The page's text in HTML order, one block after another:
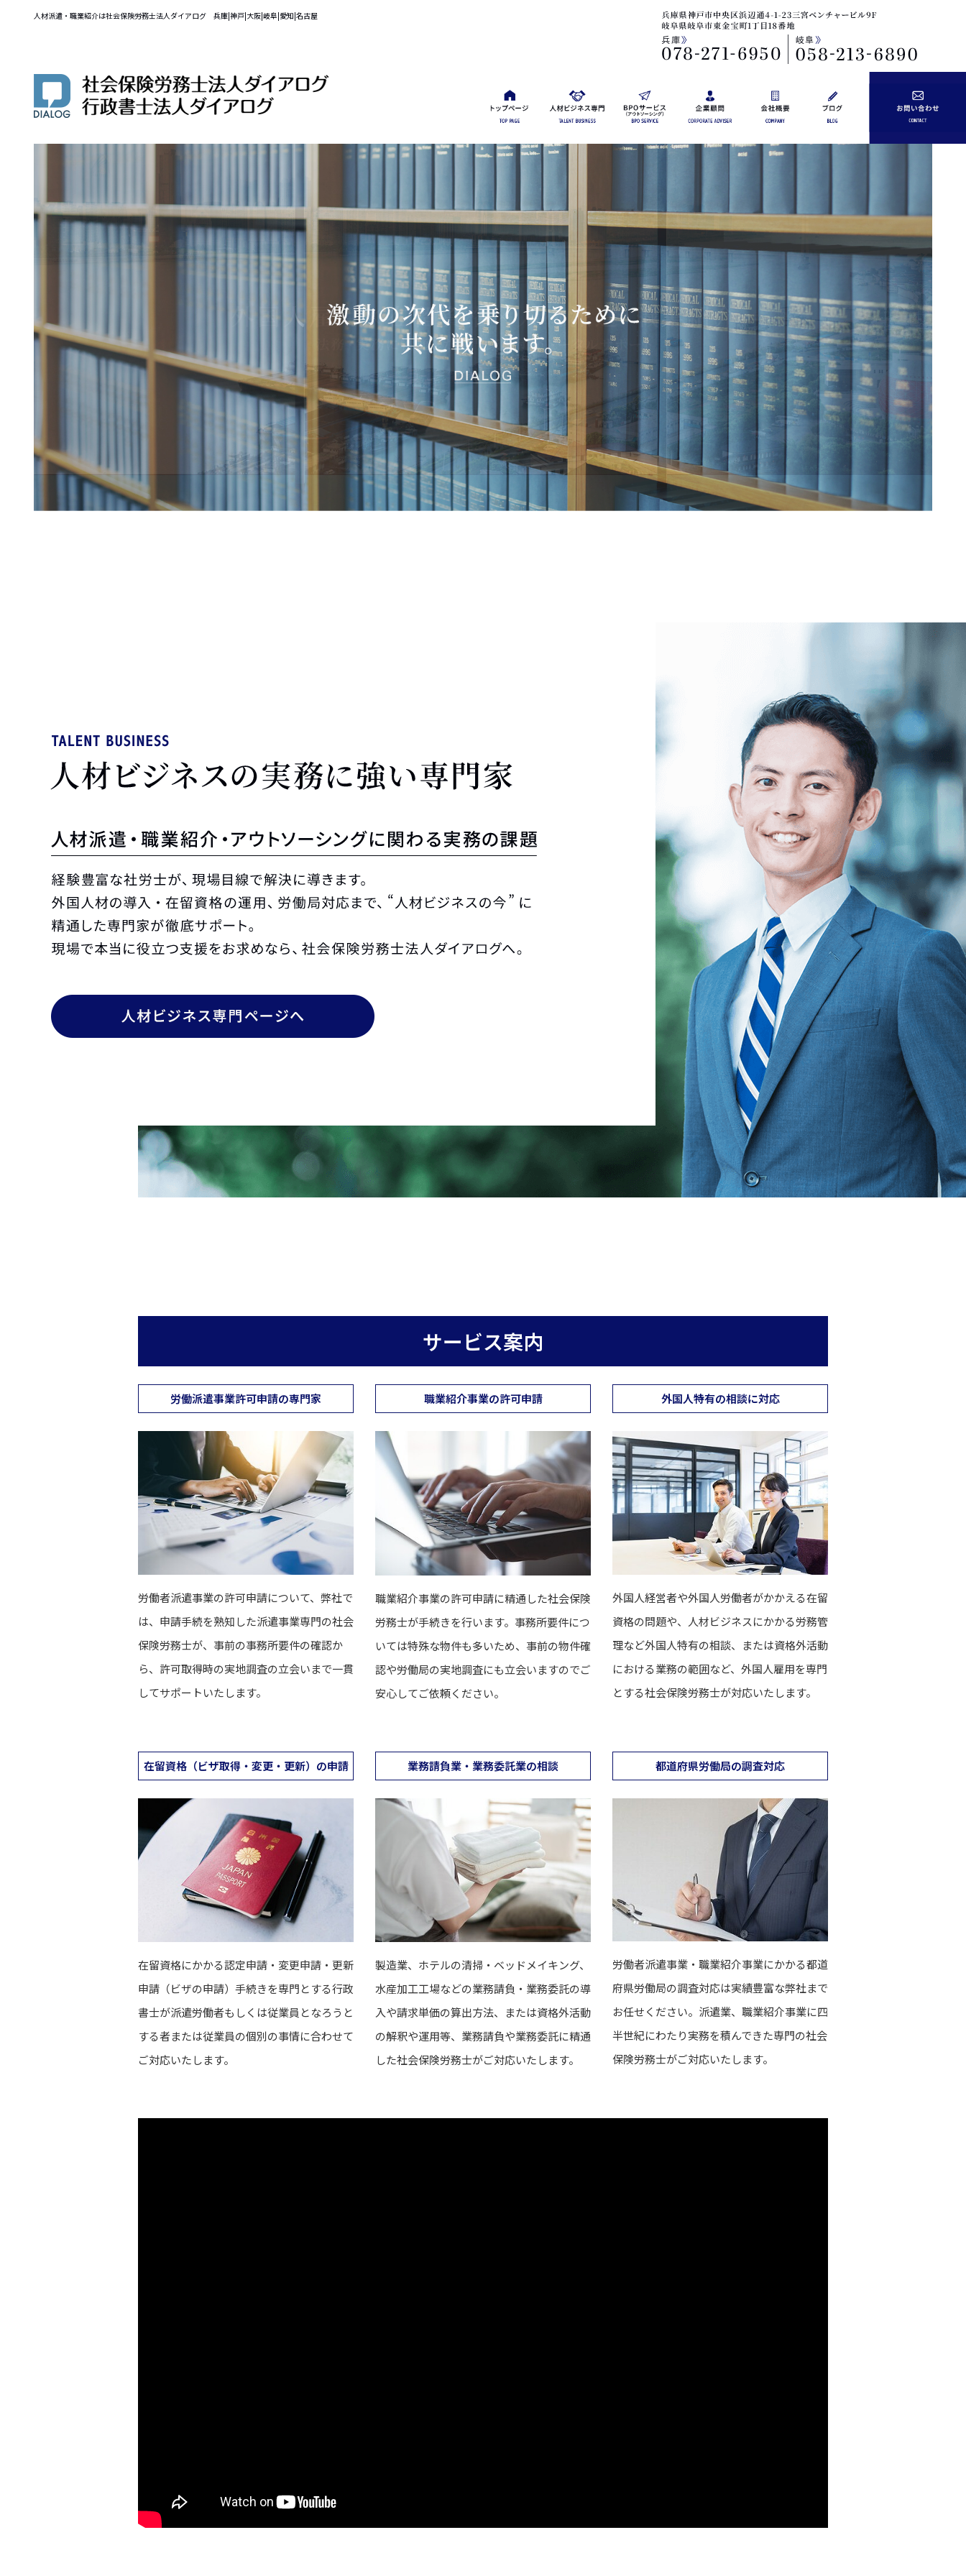
人材派遣・職業紹介は社会保険労務士法人ダイアログ 兵庫|神戸|大阪|岐阜|愛知|名古屋
サービス案内
労働派遣事業許可申請の専門家
労働者派遣事業の許可申請について、弊社で
は、申請手続を熟知した派遣事業専門の社会
保険労務士が、事前の事務所要件の確認か
ら、許可取得時の実地調査の立会いまで一貫
してサポートいたします。
職業紹介事業の許可申請
職業紹介事業の許可申請に精通した社会保険
労務士が手続きを行います。事務所要件につ
いては特殊な物件も多いため、事前の物件確
認や労働局の実地調査にも立会いますのでご
安心してご依頼ください。
外国人特有の相談に対応
外国人経営者や外国人労働者がかかえる在留
資格の問題や、人材ビジネスにかかる労務管
理など外国人特有の相談、または資格外活動
における業務の範囲など、外国人雇用を専門
とする社会保険労務士が対応いたします。
在留資格（ビザ取得・変更・更新）の申請
在留資格にかかる認定申請・変更申請・更新
申請（ビザの申請）手続きを専門とする行政
書士が派遣労働者もしくは従業員となろうと
する者または従業員の個別の事情に合わせて
ご対応いたします。
業務請負業・業務委託業の相談
製造業、ホテルの清掃・ベッドメイキング、
水産加工工場などの業務請負・業務委託の導
入や請求単価の算出方法、または資格外活動
の解釈や運用等、業務請負や業務委託に精通
した社会保険労務士がご対応いたします。
都道府県労働局の調査対応
労働者派遣事業・職業紹介事業にかかる都道
府県労働局の調査対応は実績豊富な弊社まで
お任せください。派遣業、職業紹介事業に四
半世紀にわたり実務を積んできた専門の社会
保険労務士がご対応いたします。